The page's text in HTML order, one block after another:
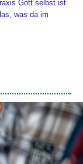
Gott selbst ist
was da im